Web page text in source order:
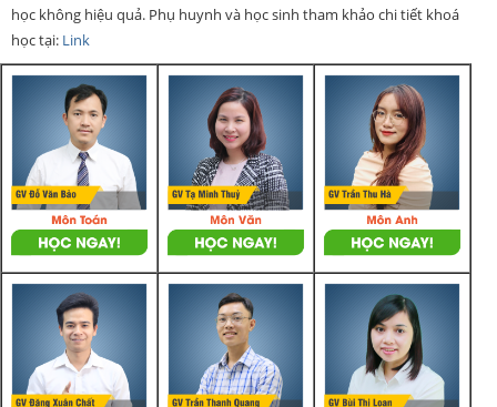
học không hiệu quả. Phụ huynh và học sinh tham khảo chi tiết khoá
học tại: Link